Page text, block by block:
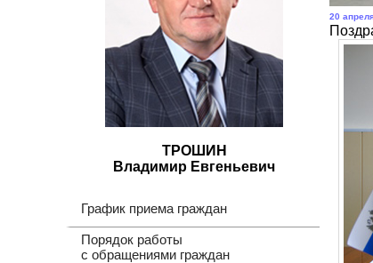
ТРОШИН
Владимир Евгеньевич
График приема граждан
Порядок работы
с обращениями граждан
20